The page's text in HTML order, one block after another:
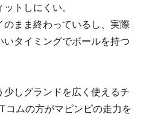
トしにくい。
まま終わっているし、実際
タイミングでボールを持つ
しグランドを広く使えるチ
コムの方がマピンピの走力を